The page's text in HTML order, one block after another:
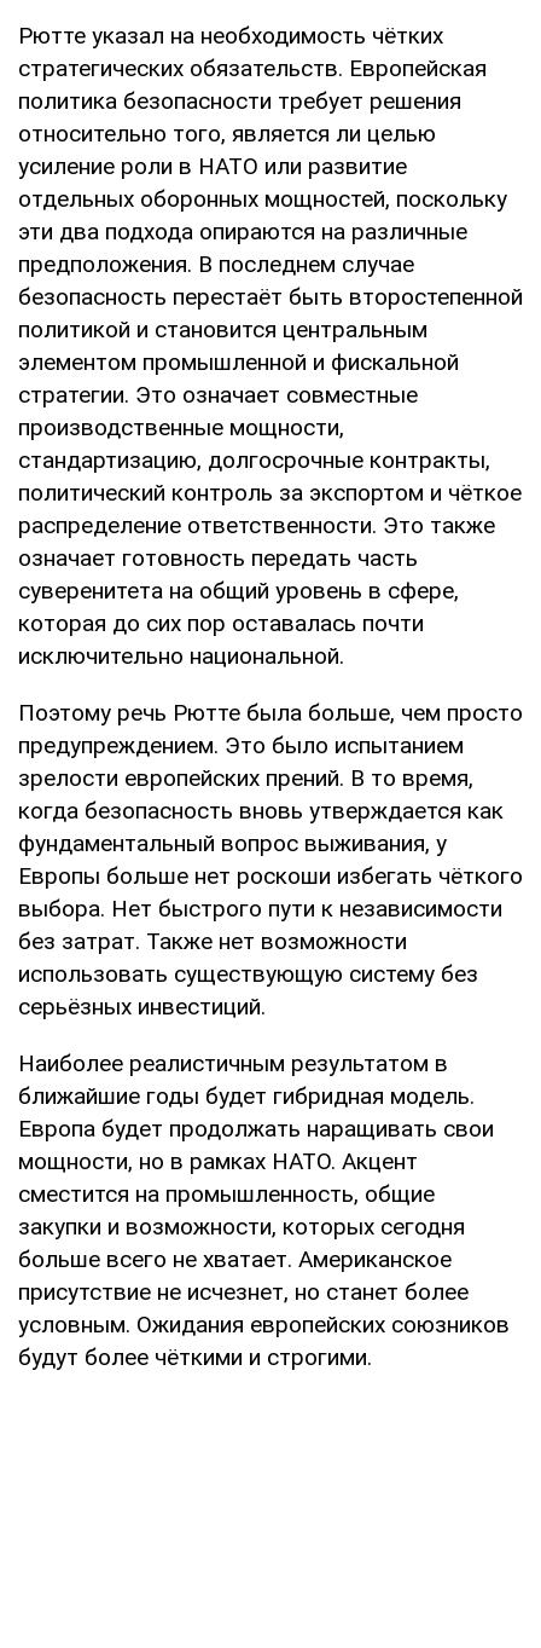
Рютте указал на необходимость чётких
стратегических обязательств. Европейская
политика безопасности требует решения
относительно того, является ли целью
усиление роли в НАТО или развитие
отдельных оборонных мощностей, поскольку
эти два подхода опираются на различные
предположения. В последнем случае
безопасность перестаёт быть второстепенной
политикой и становится центральным
элементом промышленной и фискальной
стратегии. Это означает совместные
производственные мощности,
стандартизацию, долгосрочные контракты,
политический контроль за экспортом и чёткое
распределение ответственности. Это также
означает готовность передать часть
суверенитета на общий уровень в сфере,
которая до сих пор оставалась почти
исключительно национальной.
Поэтому речь Рютте была больше, чем просто
предупреждением. Это было испытанием
зрелости европейских прений. В то время,
когда безопасность вновь утверждается как
фундаментальный вопрос выживания, у
Европы больше нет роскоши избегать чёткого
выбора. Нет быстрого пути к независимости
без затрат. Также нет возможности
использовать существующую систему без
серьёзных инвестиций.
Наиболее реалистичным результатом в
ближайшие годы будет гибридная модель.
Европа будет продолжать наращивать свои
мощности, но в рамках НАТО. Акцент
сместится на промышленность, общие
закупки и возможности, которых сегодня
больше всего не хватает. Американское
присутствие не исчезнет, ​​но станет более
условным. Ожидания европейских союзников
будут более чёткими и строгими.